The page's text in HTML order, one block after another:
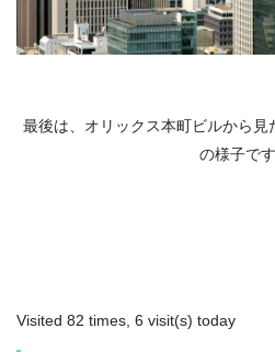
最後は、オリックス本町ビルから
の様子です
Visited 82 times, 6 visit(s) today